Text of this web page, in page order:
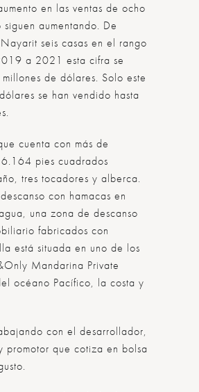
en las ventas de ocho
aumentando. De
seis casas en el rango
a 2021 esta cifra se
de dólares. Solo este
se han vendido hasta
cuenta con más de
pies cuadrados
tres tocadores y alberca.
con hamacas en
una zona de descanso
fabricados con
está situada en uno de los
Mandarina Private
océano Pacífico, la costa y
con el desarrollador,
promotor que cotiza en bolsa